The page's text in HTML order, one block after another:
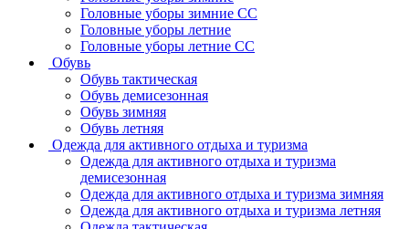
Головные уборы зимние СС
Головные уборы летние
Головные уборы летние СС
Обувь
Обувь тактическая
Обувь демисезонная
Обувь зимняя
Обувь летняя
Одежда для активного отдыха и туризма
Одежда для активного отдыха и туризма
демисезонная
Одежда для активного отдыха и туризма зимняя
Одежда для активного отдыха и туризма летняя